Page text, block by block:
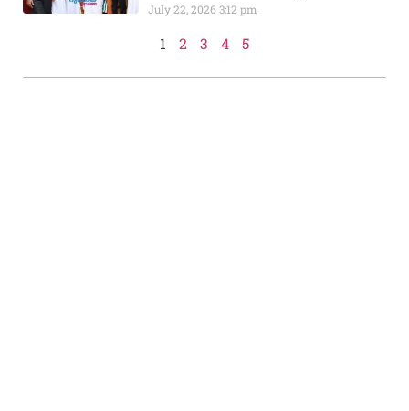
July 22, 20263:12 pm
1 2 3 4 5